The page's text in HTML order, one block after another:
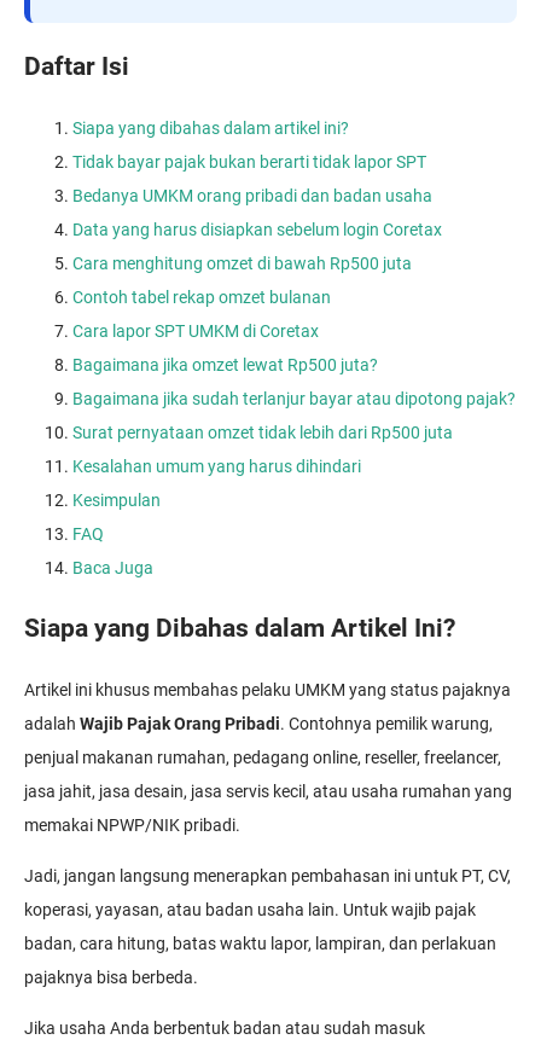
Daftar Isi
Siapa yang dibahas dalam artikel ini?
Tidak bayar pajak bukan berarti tidak lapor SPT
Bedanya UMKM orang pribadi dan badan usaha
Data yang harus disiapkan sebelum login Coretax
Cara menghitung omzet di bawah Rp500 juta
Contoh tabel rekap omzet bulanan
Cara lapor SPT UMKM di Coretax
Bagaimana jika omzet lewat Rp500 juta?
Bagaimana jika sudah terlanjur bayar atau dipotong pajak?
Surat pernyataan omzet tidak lebih dari Rp500 juta
Kesalahan umum yang harus dihindari
Kesimpulan
FAQ
Baca Juga
Siapa yang Dibahas dalam Artikel Ini?
Artikel ini khusus membahas pelaku UMKM yang status pajaknya
adalah Wajib Pajak Orang Pribadi. Contohnya pemilik warung,
penjual makanan rumahan, pedagang online, reseller, freelancer,
jasa jahit, jasa desain, jasa servis kecil, atau usaha rumahan yang
memakai NPWP/NIK pribadi.
Jadi, jangan langsung menerapkan pembahasan ini untuk PT, CV,
koperasi, yayasan, atau badan usaha lain. Untuk wajib pajak
badan, cara hitung, batas waktu lapor, lampiran, dan perlakuan
pajaknya bisa berbeda.
Jika usaha Anda berbentuk badan atau sudah masuk